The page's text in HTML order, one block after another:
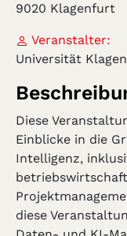
9020 Klagenfurt
Veranstalter:
Universität
Diese
Einblicke in die
Intelligenz,
diese